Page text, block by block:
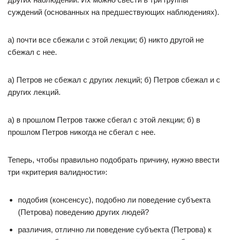
суждений (основанных на предшествующих наблюдениях).
а) почти все сбежали с этой лекции; б) никто другой не
сбежал с нее.
а) Петров не сбежал с других лекций; б) Петров сбежал и с
других лекций.
а) в прошлом Петров также сбегал с этой лекции; б) в
прошлом Петров никогда не сбегал с нее.
Теперь, чтобы правильно подобрать причину, нужно ввести
три «критерия валидности»:
подобия (консенсус), подобно ли поведение субъекта
(Петрова) поведению других людей?
различия, отлично ли поведение субъекта (Петрова) к